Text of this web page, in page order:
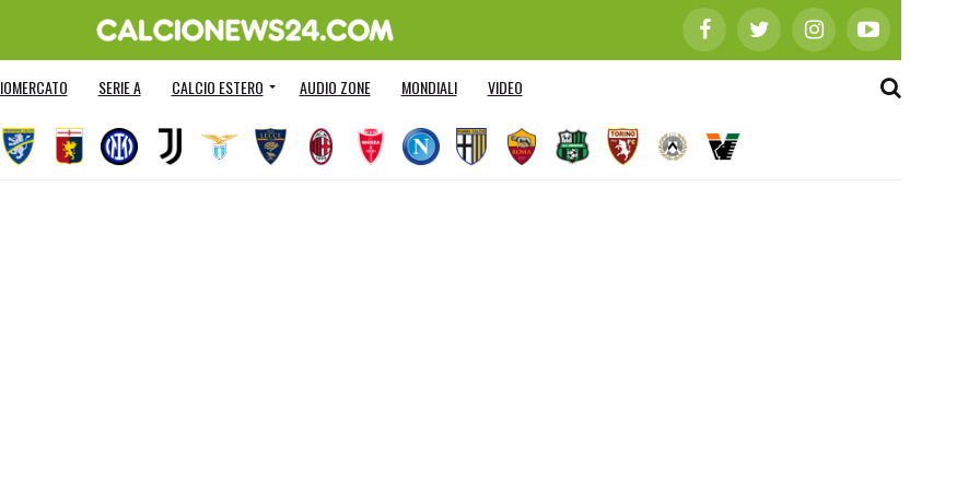
SERIE A CALCIO ESTERO AUDIO ZONE MONDIALI VIDEO